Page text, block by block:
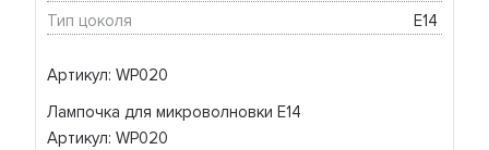
Артикул: WP020
Лампочка для микроволновки E14
Артикул: WP020
Тип цоколя
E14